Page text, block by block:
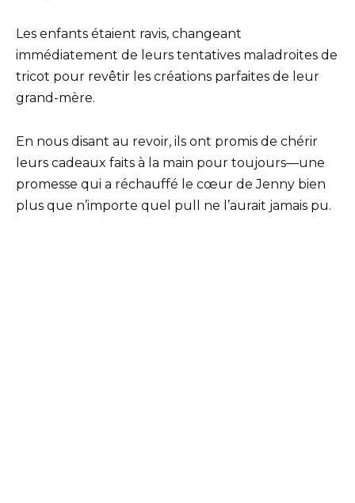
Les enfants étaient ravis, changeant
immédiatement de leurs tentatives maladroites de
tricot pour revêtir les créations parfaites de leur
grand-mère.
En nous disant au revoir, ils ont promis de chérir
leurs cadeaux faits à la main pour toujours—une
promesse qui a réchauffé le cœur de Jenny bien
plus que n’importe quel pull ne l’aurait jamais pu.